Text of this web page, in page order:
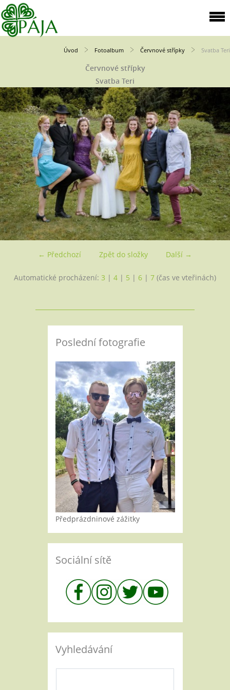
Úvod Fotoalbum Červnové střípky Svatba Teri
Červnové střípky
Svatba Teri
← Předchozí Další →
Zpět do složky
Automatické procházení: 3 | 4 | 5 | 6 | 7 (čas ve vteřinách)
Poslední fotografie
Předprázdninové zážitky
Sociální sítě
Vyhledávání